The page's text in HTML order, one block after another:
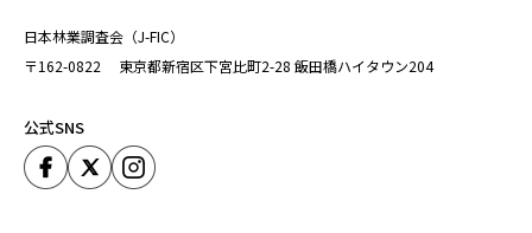
日本林業調査会（J-FIC）
〒162-0822
東京都新宿区下宮比町2-28 飯田橋ハイタウン204
公式SNS